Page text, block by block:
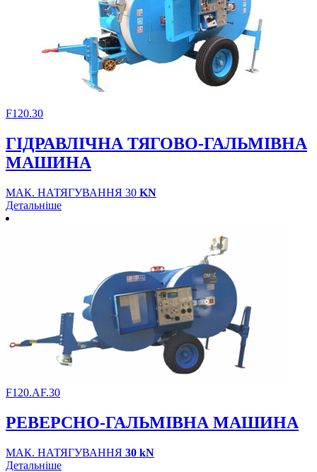
F120.30
ГІДРАВЛІЧНА ТЯГОВО-ГАЛЬМІВНА
МАШИНА
МАК. НАТЯГУВАННЯ 30 KN
Детальніше
F120.AF.30
РЕВЕРСНО-ГАЛЬМІВНА МАШИНА
МАК. НАТЯГУВАННЯ 30 kN
Детальніше